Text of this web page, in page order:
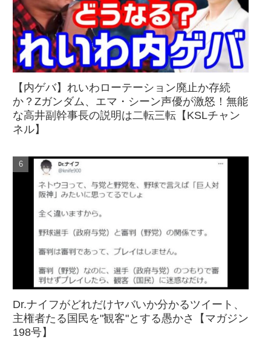
【内ゲバ】れいわローテーション廃止か存続
か？Zガンダム、エマ・シーン声優が激怒！無能
な高井副幹事長の説明は二転三転【KSLチャン
ネル】
Dr.ナイフがどれだけヤバいか分かるツイート、
主権者たる国民を"観客"とする愚かさ【マガジン
198号】